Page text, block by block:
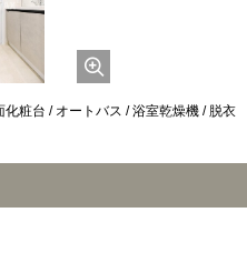
粧台 / オートバス / 浴室乾燥機 / 脱衣